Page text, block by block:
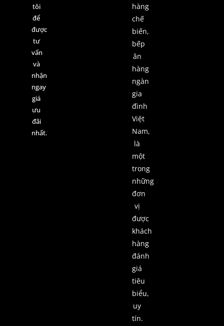
tôi
để
được
tư
vấn
và
nhận
ngay
giá
ưu
đãi
nhất.
hàng
chế
biến,
bếp
ăn
hàng
ngàn
gia
đình
Việt
Nam,
là
một
trong
những
đơn
vị
được
khách
hàng
đánh
giá
tiêu
biểu,
uy
tín.